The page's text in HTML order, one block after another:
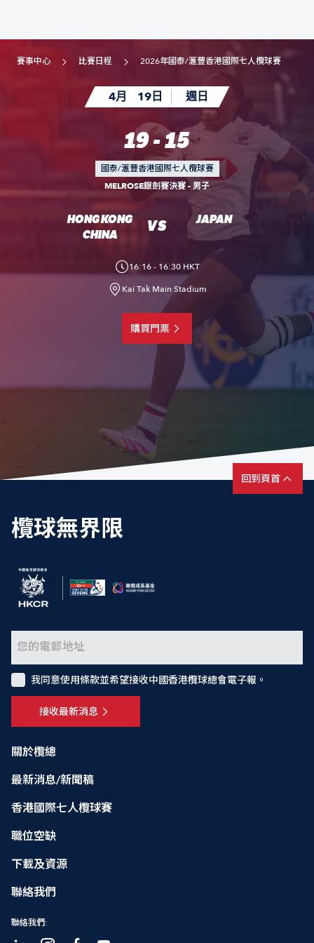
賽事中心 比賽日程 2026年國泰/滙豐香港國際七人欖球賽
4月 19日 週日
19 - 15
國泰/滙豐香港國際七人欖球賽
MELROSE銀劍賽決賽 - 男子
HONG KONG
CHINA
VS JAPAN
16:16 - 16:30 HKT
Kai Tak Main Stadium
購買門票
回到頁首
欖球無界限
關於欖總
最新消息/新聞稿
香港國際七人欖球賽
職位空缺
下載及資源
聯絡我們
聯絡我們:
接收最新消息
我同意使用條款並希望接收中國香港欖球總會電子報。